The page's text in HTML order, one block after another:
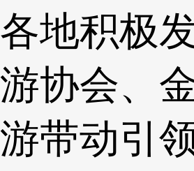
各地积极
游协会、
游带动引